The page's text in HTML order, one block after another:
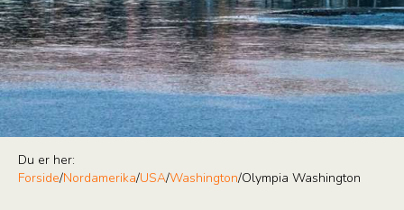
Du er her:
Forside/Nordamerika/USA/Washington/Olympia Washington